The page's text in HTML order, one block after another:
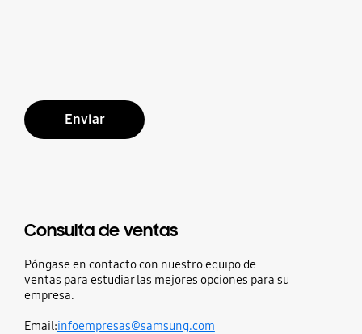
Enviar
Consulta de ventas
Póngase en contacto con nuestro equipo de
ventas para estudiar las mejores opciones para su
empresa.
Email:infoempresas@samsung.com